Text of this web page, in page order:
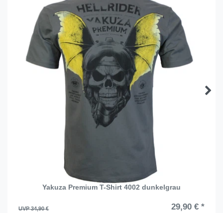
Yakuza Premium T-Shirt 4002 dunkelgrau
UVP 34,90 € 29,90 € *